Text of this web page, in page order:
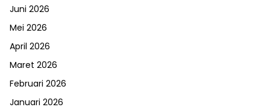
Juni 2026
Mei 2026
April 2026
Maret 2026
Februari 2026
Januari 2026